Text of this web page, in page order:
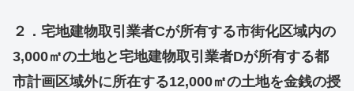
２．宅地建物取引業者Cが所有する市街化区域内の
3,000㎡の土地と宅地建物取引業者Dが所有する都
市計画区域外に所在する12,000㎡の土地を金銭の授